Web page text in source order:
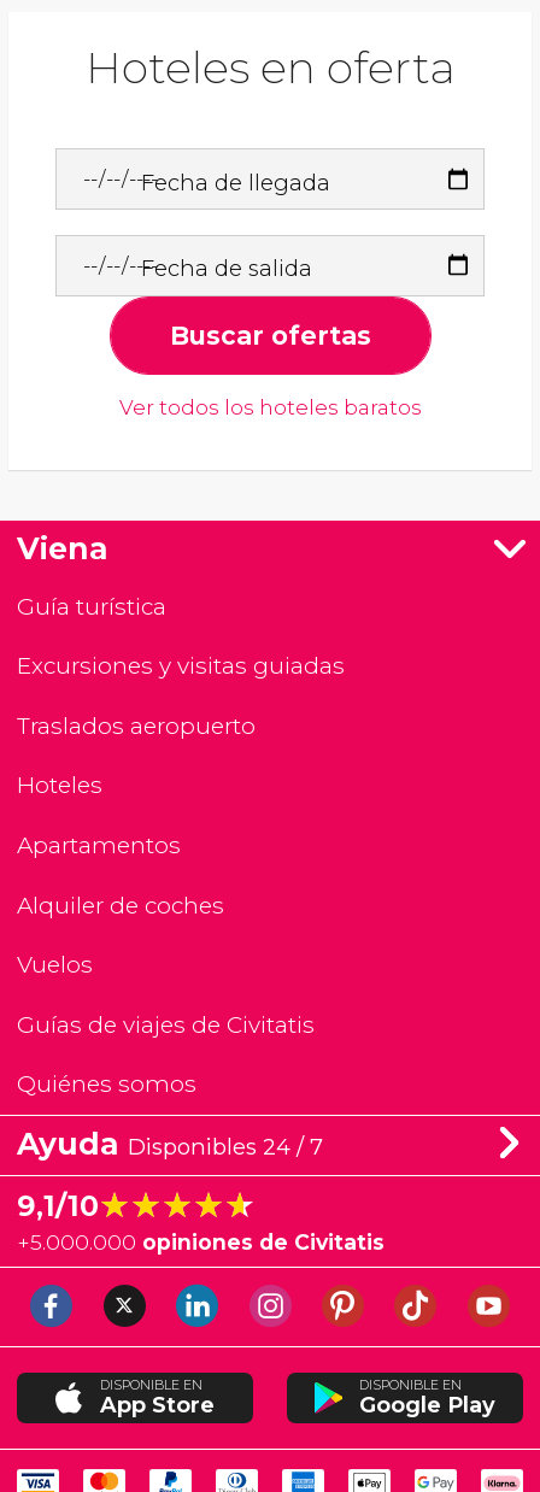
Hoteles en oferta
Fecha de llegada
Fecha de salida
Buscar ofertas
Ver todos los hoteles baratos
Viena
Guía turística
Excursiones y visitas guiadas
Traslados aeropuerto
Hoteles
Apartamentos
Alquiler de coches
Vuelos
Guías de viajes de Civitatis
Quiénes somos
Ayuda Disponibles 24 / 7
9,1/10★★★★★
★★★★★
+5.000.000 opiniones de Civitatis
DISPONIBLE EN
App Store
DISPONIBLE EN
Google Play